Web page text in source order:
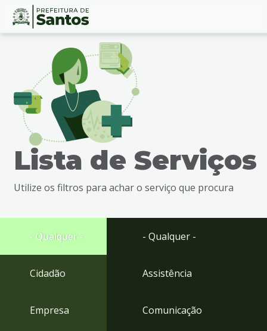
Ir
busca
Ir
rodapé
Conteúdo
Lista de Serviços
Utilize os filtros para achar o serviço que procura
- Qualquer -
Cidadão
Empresa
- Qualquer -
Assistência
Comunicação